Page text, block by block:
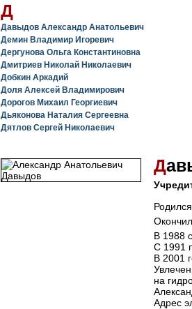
Д
Давыдов Александр Анатольевич
Демин Владимир Игоревич
Дергунова Ольга Константиновна
Дмитриев Николай Николаевич
Добкин Аркадий
Доля Алексей Владимирович
Дорогов Михаил Георгиевич
Дьяконова Наталия Сергеевна
Дятлов Сергей Николаевич
Д
Окончил
В 1988
С 1991
В 2001
на
Адрес